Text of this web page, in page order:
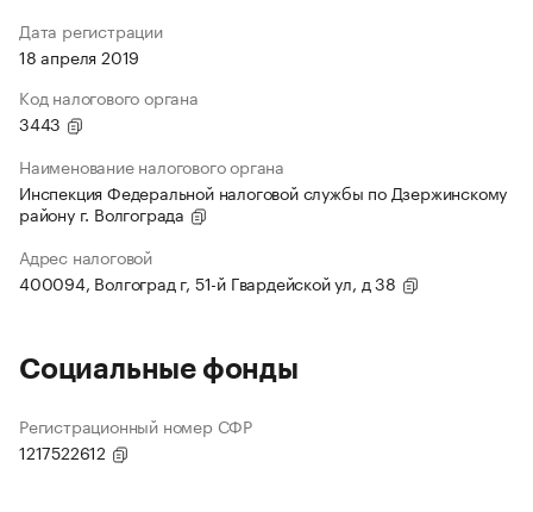
Дата регистрации
18 апреля 2019
Код налогового органа
3443
Наименование налогового органа
Инспекция Федеральной налоговой службы по Дзержинскому
району г. Волгограда
Адрес налоговой
400094, Волгоград г, 51-й Гвардейской ул, д 38
Социальные фонды
Регистрационный номер СФР
1217522612